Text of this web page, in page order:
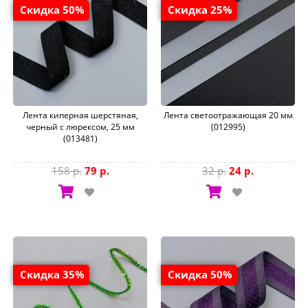
Скидка 50%
Лента киперная шерстяная,
черный с люрексом, 25 мм
(013481)
158 р. 79 р.
Скидка 25%
Лента светоотражающая 20 мм
(012995)
32 р. 24 р.
Скидка 35% Скидка 50%